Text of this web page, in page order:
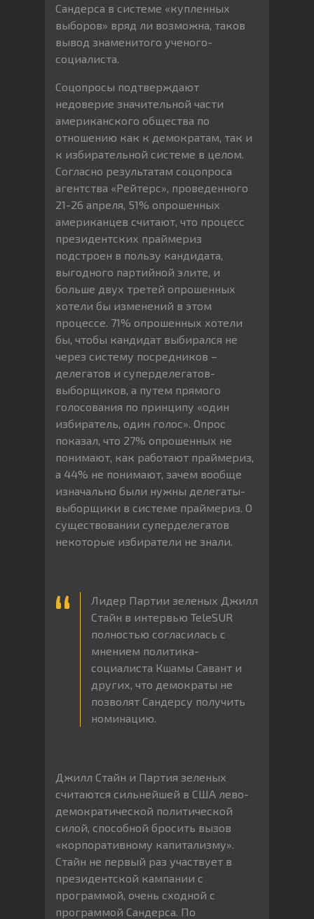
Сандерса в системе «купленных
выборов» вряд ли возможна, таков
вывод знаменитого ученого-
социалиста.
Соцопросы подтверждают
недоверие значительной части
американского общества по
отношению как к демократам, так и
к избирательной системе в целом.
Согласно результатам соцопроса
агентства «Рейтерс», проведенного
21-26 апреля, 51% опрошенных
американцев считают, что процесс
президентских праймериз
подстроен в пользу кандидата,
выгодного партийной элите, и
больше двух третей опрошенных
хотели бы изменений в этом
процессе. 71% опрошенных хотели
бы, чтобы кандидат выбирался не
через систему посредников –
делегатов и суперделегатов-
выборщиков, а путем прямого
голосования по принципу «один
избиратель, один голос». Опрос
показал, что 27% опрошенных не
понимают, как работают праймериз,
а 44% не понимают, зачем вообще
изначально были нужны делегаты-
выборщики в системе праймериз. О
существовании суперделегатов
некоторые избиратели не знали.
Лидер Партии зеленых Джилл
Стайн в интервью TeleSUR
полностью согласилась с
мнением политика-
социалиста Кшамы Савант и
других, что демократы не
позволят Сандерсу получить
номинацию.
Джилл Стайн и Партия зеленых
считаются сильнейшей в США лево-
демократической политической
силой, способной бросить вызов
«корпоративному капитализму».
Стайн не первый раз участвует в
президентской кампании с
программой, очень сходной с
программой Сандерса. По